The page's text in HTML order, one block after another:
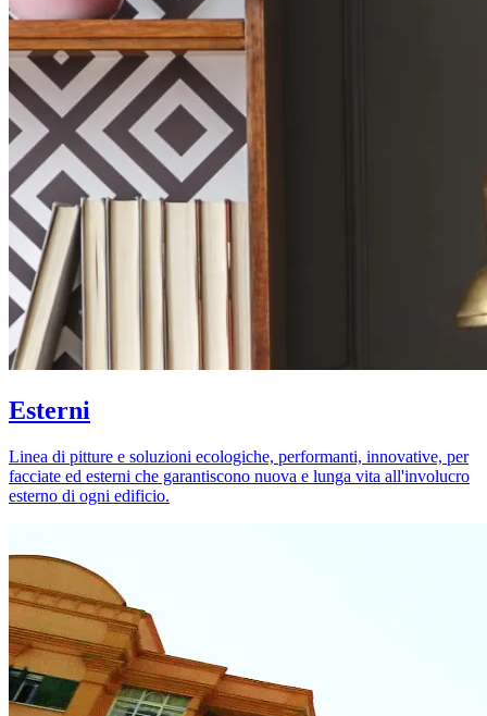
Esterni
Linea di pitture e soluzioni ecologiche, performanti, innovative, per
facciate ed esterni che garantiscono nuova e lunga vita all'involucro
esterno di ogni edificio.